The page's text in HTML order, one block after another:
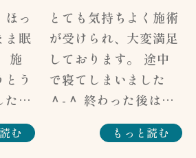
事】 ありがとうござ
いました。 逆に私
も、マッサージをさせ
ていただくという世界
に身をゆだねて施術さ
せていただきました
（#^.^#） 途中で発
反
リ
プ
取
か
ていただきましたが、
コリのない時にリラッ
クスコースで90分もし
てみたいです。 自分
へのごほうびや友人へ
すめです。 この機会
ほっ
ま眠
施
う
た。
・
ント
む
とても気持ちよく施術
が受けられ、大変満足
しております。 途中
で寝てしまいました
＾-＾ 終わった後は体
が軽くなりました。
一点、気になったの
もっと読む